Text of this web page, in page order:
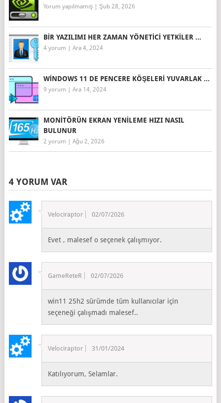
Yorum yapılmamış| Şub 28, 2026
BIR YAZILIMI HER ZAMAN YÖNETICI YETKILER ...
4 yorum | Ara 4, 2024
WINDOWS 11 DE PENCERE KÖŞELERI YUVARLAK ...
9 yorum | Ara 14, 2024
MONITÖRÜN EKRAN YENILEME HIZI NASIL
BULUNUR
2 yorum | Ağu 2, 2026
4 YORUM VAR
Velociraptor 02/07/2026
Evet , malesef o seçenek çalışmıyor.
GameReteR 02/07/2026
win11 25h2 sürümde tüm kullanıcılar için
seçeneği çalışmadı malesef..
Velociraptor 31/01/2024
Katılıyorum, Selamlar.